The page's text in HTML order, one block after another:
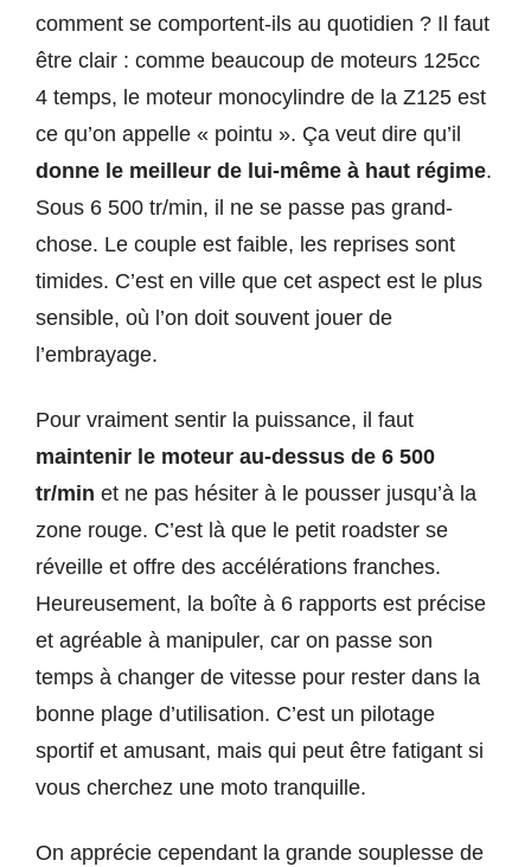
comment se comportent-ils au quotidien ? Il faut
être clair : comme beaucoup de moteurs 125cc
4 temps, le moteur monocylindre de la Z125 est
ce qu’on appelle « pointu ». Ça veut dire qu’il
donne le meilleur de lui-même à haut régime.
Sous 6 500 tr/min, il ne se passe pas grand-
chose. Le couple est faible, les reprises sont
timides. C’est en ville que cet aspect est le plus
sensible, où l’on doit souvent jouer de
l’embrayage.
Pour vraiment sentir la puissance, il faut
maintenir le moteur au-dessus de 6 500
tr/min et ne pas hésiter à le pousser jusqu’à la
zone rouge. C’est là que le petit roadster se
réveille et offre des accélérations franches.
Heureusement, la boîte à 6 rapports est précise
et agréable à manipuler, car on passe son
temps à changer de vitesse pour rester dans la
bonne plage d’utilisation. C’est un pilotage
sportif et amusant, mais qui peut être fatigant si
vous cherchez une moto tranquille.
On apprécie cependant la grande souplesse de